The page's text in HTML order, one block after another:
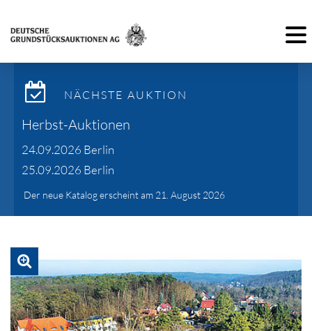
NÄCHSTE AUKTION
Herbst-Auktionen
24.09.2026 Berlin
25.09.2026 Berlin
Der neue Katalog erscheint am 21. August 2026